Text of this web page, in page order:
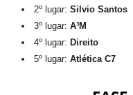
2º lugar: Silvio Santos
3º lugar: A³M
4º lugar: Direito
5º lugar: Atlética C7